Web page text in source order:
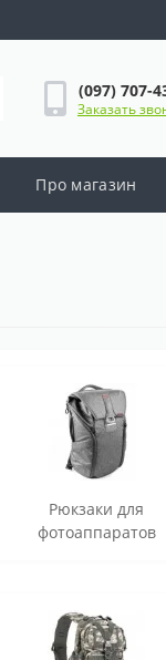
(097) 707-
Заказать
Про магазин
Рюкзаки для
фотоаппаратов